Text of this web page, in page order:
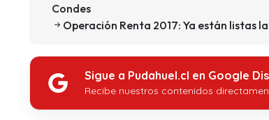
Condes
Operación Renta 2017: Ya están listas
Sigue a Pudahuel.cl en Google
Recibe nuestros contenidos